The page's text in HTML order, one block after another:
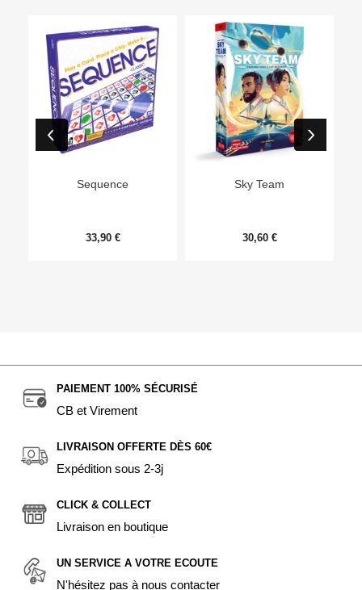
Sequence
33,90 €
Sky Team
30,60 €
PAIEMENT 100% SÉCURISÉ
CB et Virement
LIVRAISON OFFERTE DÈS 60€
Expédition sous 2-3j
CLICK & COLLECT
Livraison en boutique
UN SERVICE A VOTRE ECOUTE
N'hésitez pas à nous contacter